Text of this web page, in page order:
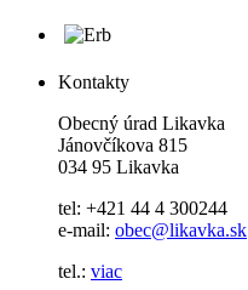
Kontakty
Obecný úrad Likavka
Jánovčíkova 815
034 95 Likavka
tel: +421 44 4 300244
e-mail: obec@likavka.sk
tel.: viac